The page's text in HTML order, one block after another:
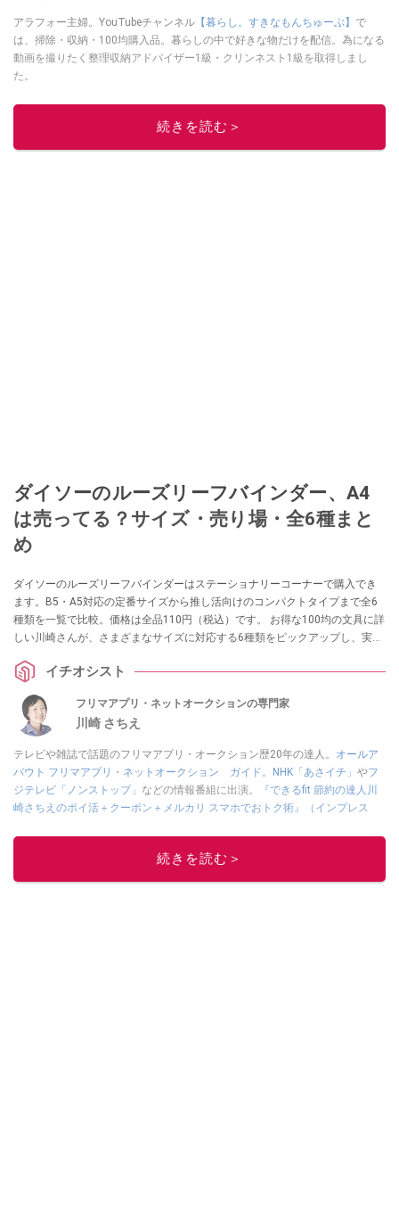
アラフォー主婦。YouTubeチャンネル 【暮らし。すきなもんちゅーぶ】 で
は、掃除・収納・100均購入品。暮らしの中で好きな物だけを配信。為になる
動画を撮りたく整理収納アドバイザー1級・クリンネスト1級を取得しまし
た。
このイチオシストの他の記事を読む
続きを読む＞
ダイソーのルーズリーフバインダー、A4
は売ってる？サイズ・売り場・全6種まと
め
ダイソーのルーズリーフバインダーはステーショナリーコーナーで購入でき
ます。B5・A5対応の定番サイズから推し活向けのコンパクトタイプまで全6
種類を一覧で比較。価格は全品110円（税込）です。 お得な100均の文具に詳
しい川崎さんが、さまざまなサイズに対応する6種類をピックアップし、実際
イチオシスト
フリマアプリ・ネットオークションの専門家
川崎 さちえ
テレビや雑誌で話題のフリマアプリ・オークション歴20年の達人。 オールア
バウト フリマアプリ・ネットオークション ガイド。 NHK「あさイチ」 やフ
ジテレビ「ノンストップ」 などの情報番組に出演。
『できるfit 節約の達人川
崎さちえのポイ活＋クーポン＋メルカリ スマホでおトク術』（インプレス
的に稼ぐ！』（翔泳社刊）
■経歴：2003年、夫が子育てをするために、突然会社を辞める。翌月からの
続きを読む＞